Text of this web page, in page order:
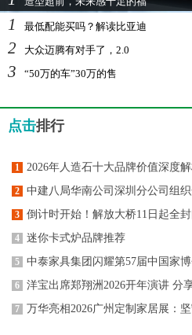
1 最低配能买吗？解读比亚迪
2 大众迈腾有对手了，2.0
3 “50万的车”30万的售
点击排行
1 2026年人造石十大品牌价值深度
2 中建八局华南公司深圳分公司组
3 倒计时开始！解放大桥11日起全
4 迷你卡式炉品牌推荐
5 中泰家具集团闪耀第57届中国家
6 洋宝出席郑翔洲2026开年演讲 分
7 万华亮相2026广州定制家居展：坚